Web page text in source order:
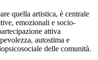
quella artistica, è centrale
emozionali e socio-
attiva
autostima e
delle comunità.